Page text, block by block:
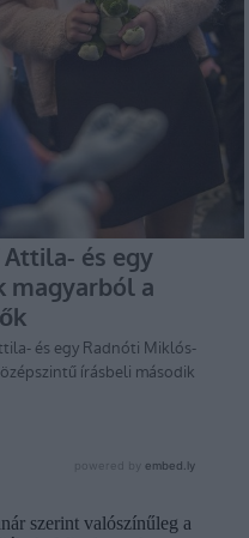
szerint valószínűleg a